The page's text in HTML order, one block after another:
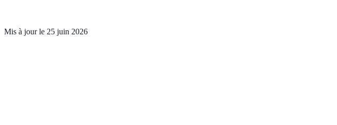
Mis à jour le 25 juin 2026